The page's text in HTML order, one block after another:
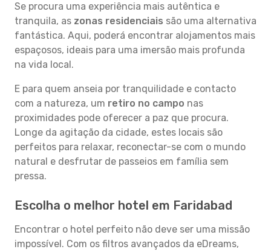
Se procura uma experiência mais autêntica e
tranquila, as zonas residenciais são uma alternativa
fantástica. Aqui, poderá encontrar alojamentos mais
espaçosos, ideais para uma imersão mais profunda
na vida local.
E para quem anseia por tranquilidade e contacto
com a natureza, um retiro no campo nas
proximidades pode oferecer a paz que procura.
Longe da agitação da cidade, estes locais são
perfeitos para relaxar, reconectar-se com o mundo
natural e desfrutar de passeios em família sem
pressa.
Escolha o melhor hotel em Faridabad
Encontrar o hotel perfeito não deve ser uma missão
impossível. Com os filtros avançados da eDreams,